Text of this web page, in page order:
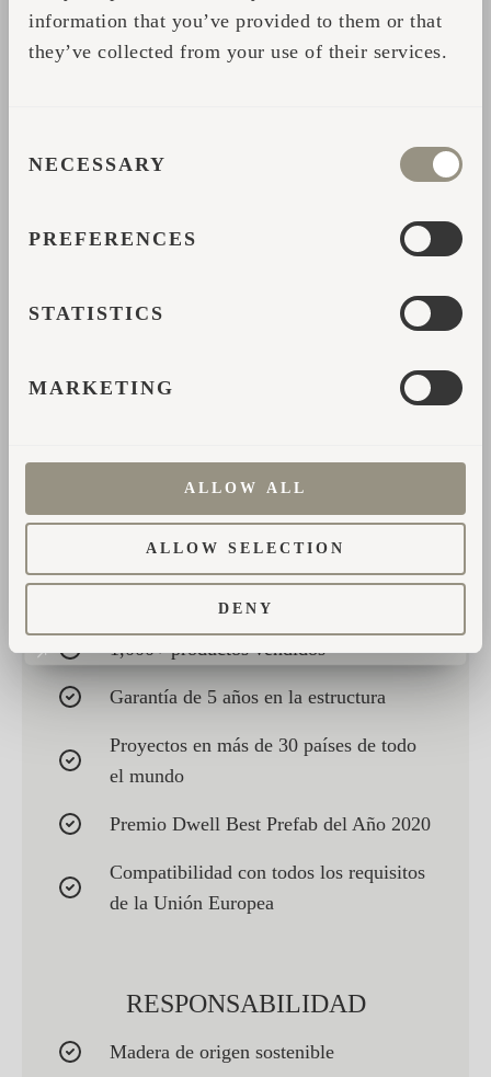
information that you’ve provided to them or that
they’ve collected from your use of their services.
SELECTION
NECESSARY
PREFERENCES
STATISTICS
MARKETING
ALLOW ALL
ALLOW SELECTION
DENY
10+ años de experiencia fabricando
cabañas y sauna.
10+ años de desarrollo continuo de
1,000+ productos vendidos
Garantía de 5 años en la estructura
Proyectos en más de 30 países de todo
el mundo
Premio Dwell Best Prefab del Año 2020
Compatibilidad con todos los requisitos
de la Unión Europea
RESPONSABILIDAD
Madera de origen sostenible